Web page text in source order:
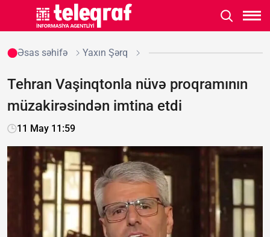
Əsas səhifə Yaxın Şərq
Tehran Vaşinqtonla nüvə proqramının
müzakirəsindən imtina etdi
11 May 11:59